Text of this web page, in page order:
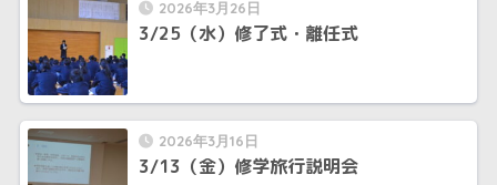
2026年3月26日
3/25（水）修了式・離任式
2026年3月16日
3/13（金）修学旅行説明会